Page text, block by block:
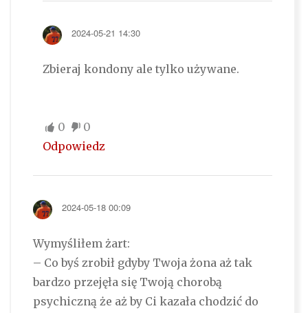
2024-05-21 14:30
Zbieraj kondony ale tylko używane.
0
0
Odpowiedz
2024-05-18 00:09
Wymyśliłem żart:
– Co byś zrobił gdyby Twoja żona aż tak
bardzo przejęła się Twoją chorobą
psychiczną że aż by Ci kazała chodzić do